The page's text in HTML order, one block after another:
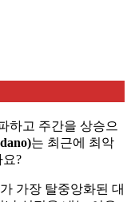
하고 주간을 상승으
는 최근에 최악
?
가장 탈중앙화된 대